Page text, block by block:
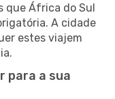
que África do Sul
A cidade
estes viajem
para a sua